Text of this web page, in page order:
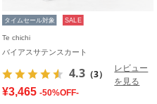
タイムセール対象 SALE
Te chichi
バイアスサテンスカート
4.3 （3）
レビュー
を見る
¥3,465 -50%OFF-